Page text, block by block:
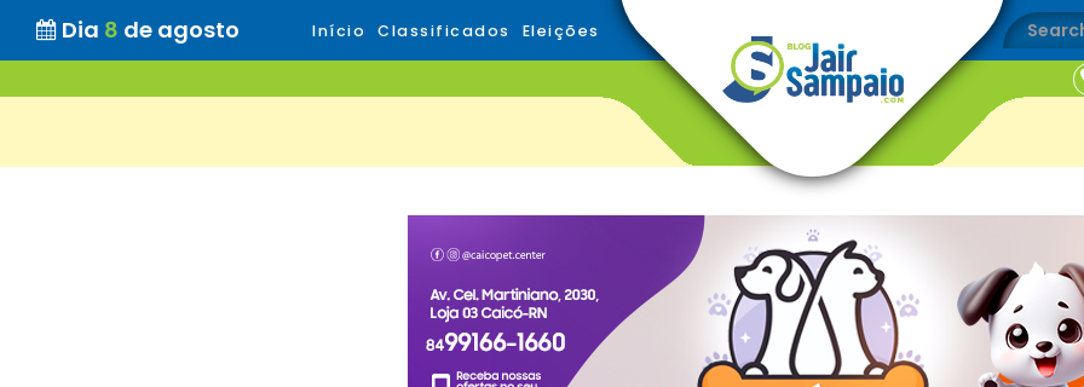
Dia 8 de agosto Início Classificados Eleições